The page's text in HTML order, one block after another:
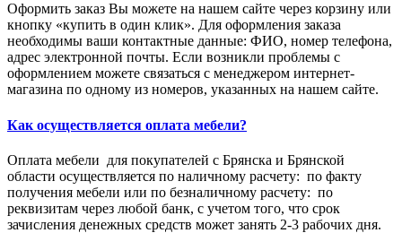
Оформить заказ Вы можете на нашем сайте через корзину или
кнопку «купить в один клик». Для оформления заказа
необходимы ваши контактные данные: ФИО, номер телефона,
адрес электронной почты. Если возникли проблемы с
оформлением можете связаться с менеджером интернет-
магазина по одному из номеров, указанных на нашем сайте.
Как осуществляется оплата мебели?
Оплата мебели для покупателей с Брянска и Брянской
области осуществляется по наличному расчету: по факту
получения мебели или по безналичному расчету: по
реквизитам через любой банк, с учетом того, что срок
зачисления денежных средств может занять 2-3 рабочих дня.